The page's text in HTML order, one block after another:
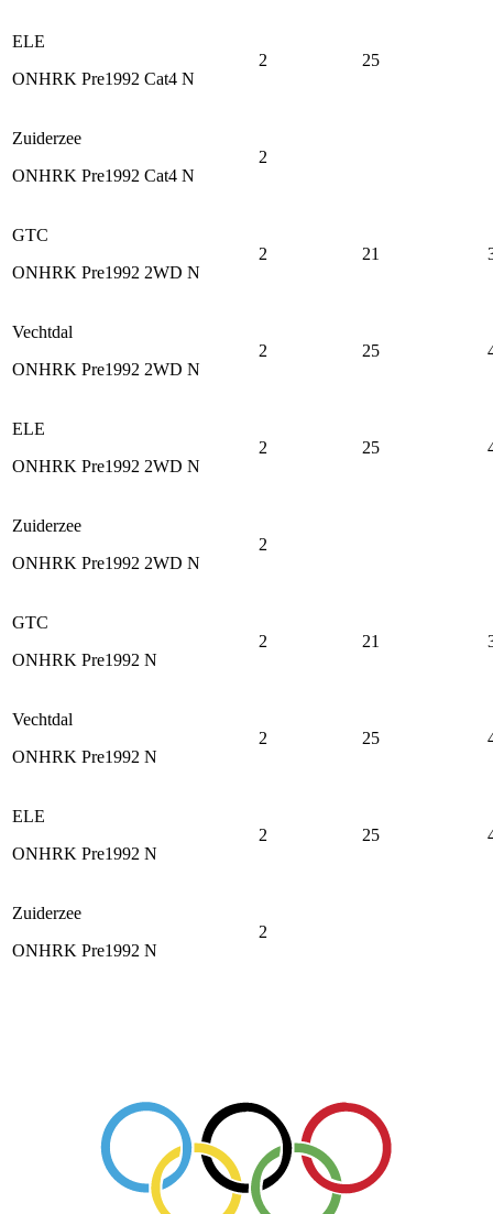
ELE
ONHRK Pre1992 Cat4 N
2 25
Zuiderzee
ONHRK Pre1992 Cat4 N
2
GTC
ONHRK Pre1992 2WD N
2 21
Vechtdal
ONHRK Pre1992 2WD N
2 25
ELE
ONHRK Pre1992 2WD N
2 25
Zuiderzee
ONHRK Pre1992 2WD N
2
GTC
ONHRK Pre1992 N
2 21
Vechtdal
ONHRK Pre1992 N
2 25
ELE
ONHRK Pre1992 N
2 25
Zuiderzee
ONHRK Pre1992 N
2